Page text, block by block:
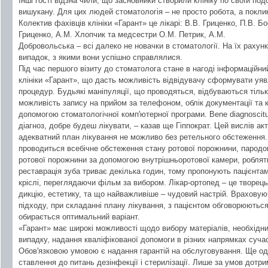
вишукану. Для цих людей стоматологія – не просто робота, а
Колектив фахівців клініки «Гарант» це лікарі: В.В. Гриценко, П.В.
Гриценко, А.М. Хлопчик та медсестри О.М. Петрик, А.М.
Добровольська – всі далеко не новачки в стоматології. На їх
випадок, з якими вони успішно справлялися.
Під час першого візиту до стоматолога стане в нагоді
клініки «Гарант», що дасть можливість відвідувачу сформувати
процедур. Будьякі маніпуляції, що проводяться, відбуваються
можливість запису на прийом за телефоном, облік документації та
допомогою стоматологічної комп'ютерної програми. Bene
діагноз, добре будеш лікувати, – казав ще Гіппократ. Цей вислів
адекватний план лікування не можливо без ретельного
проводиться всебічне обстеження стану ротової порожнини,
ротової порожнини за допомогою внутрішньоротової камери,
реставрація зуба триває декілька годин, тому пропонують
кріслі, переглядаючи фільм за вибором. Лікар-ортопед – це
дикцію, естетику, та що найважливіше – чудовий настрій.
підходу, при складанні плану лікування, з пацієнтом
обирається оптимальний варіант.
«Гарант» має широкі можливості щодо вибору матеріалів,
випадку, надання кваліфікованої допомоги в різних напрямках
Обов'язковою умовою є надання гарантій на обслуговування. Ще
ставлення до питань дезінфекції і стерилізації. Лише за умов